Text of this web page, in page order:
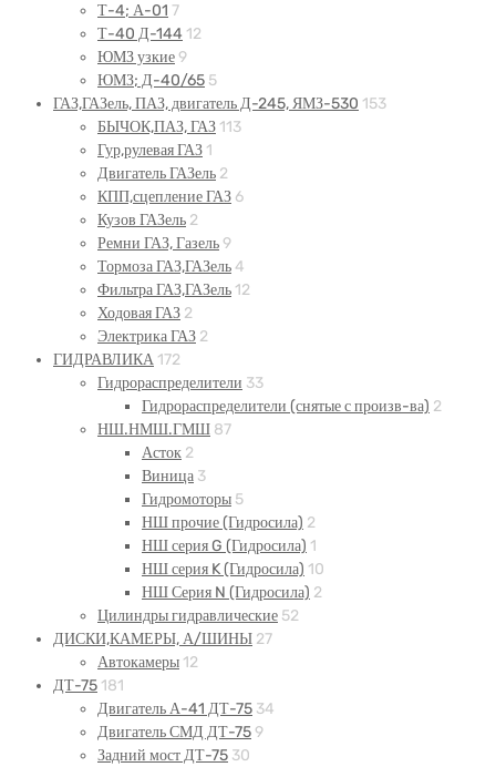
Т-4; А-01 7
Т-40 Д-144 12
ЮМЗ узкие 9
ЮМЗ; Д-40/65 5
ГАЗ,ГАЗель, ПАЗ, двигатель Д-245, ЯМЗ-530 153
БЫЧОК,ПАЗ, ГАЗ 113
Гур,рулевая ГАЗ 1
Двигатель ГАЗель 2
КПП,сцепление ГАЗ 6
Кузов ГАЗель 2
Ремни ГАЗ, Газель 9
Тормоза ГАЗ,ГАЗель 4
Фильтра ГАЗ,ГАЗель 12
Ходовая ГАЗ 2
Электрика ГАЗ 2
ГИДРАВЛИКА 172
Гидрораспределители 33
Гидрораспределители (снятые с произв-ва) 2
НШ.НМШ.ГМШ 87
Асток 2
Виница 3
Гидромоторы 5
НШ прочие (Гидросила) 2
НШ серия G (Гидросила) 1
НШ серия K (Гидросила) 10
НШ Серия N (Гидросила) 2
Цилиндры гидравлические 52
ДИСКИ,КАМЕРЫ, А/ШИНЫ 27
Автокамеры 12
ДТ-75 181
Двигатель А-41 ДТ-75 34
Двигатель СМД ДТ-75 9
Задний мост ДТ-75 30